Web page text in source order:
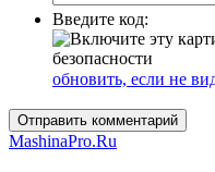
Введите код:
обновить, если не
Отправить комментарий
MashinaPro.Ru